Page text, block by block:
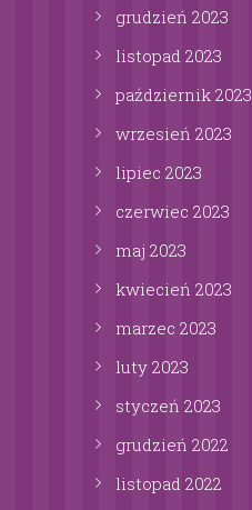
grudzień 2023
listopad 2023
październik 2023
wrzesień 2023
lipiec 2023
czerwiec 2023
maj 2023
kwiecień 2023
marzec 2023
luty 2023
styczeń 2023
grudzień 2022
listopad 2022